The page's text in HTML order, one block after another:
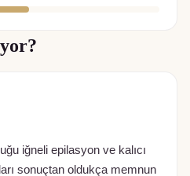
iğneli epilasyon ve kalıcı
sonuçtan oldukça memnun